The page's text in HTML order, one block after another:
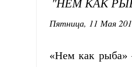
Пятница, 11 Мая
«Нем как рыба»